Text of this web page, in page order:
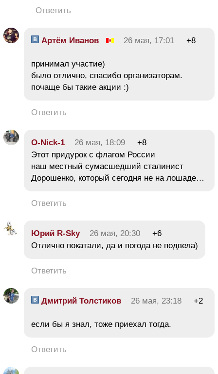
Ответить
Артём Иванов 26 мая, 17:01 +8
принимал участие)
было отлично, спасибо организаторам.
почаще бы такие акции :)
Ответить
O-Nick-1 26 мая, 18:09
+8
Этот придурок с флагом России
наш местный сумасшедший сталинист
Дорошенко, который сегодня не на лошаде…
Ответить
Юрий R-Sky 26 мая, 20:30
+6
Отлично покатали, да и погода не подвела)
Ответить
Дмитрий Толстиков 26 мая, 23:18 +2
если бы я знал, тоже приехал тогда.
Ответить